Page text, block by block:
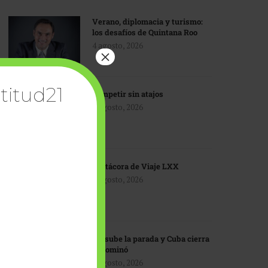
Verano, diplomacia y turismo:
los desafíos de Quintana Roo
4 agosto, 2026
Competir sin atajos
4 agosto, 2026
Bitácora de Viaje LXX
3 agosto, 2026
EU sube la parada y Cuba cierra
el dominó
3 agosto, 2026
×